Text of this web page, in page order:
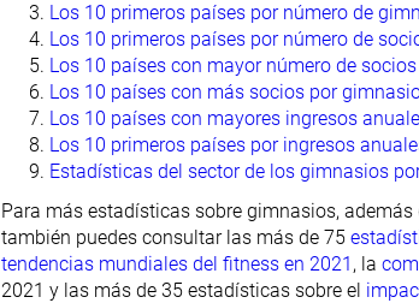
Los 10 primeros países por número de
Los 10 primeros países por número de
Los 10 países con mayor número de
Los 10 países con más socios por
Los 10 países con mayores ingresos
Los 10 primeros países por ingresos
Estadísticas del sector de los gimnasios
Para más estadísticas sobre gimnasios, además
también puedes consultar las más de 75
tendencias mundiales del fitness en 2021 , la
2021 y las más de 35 estadísticas sobre el